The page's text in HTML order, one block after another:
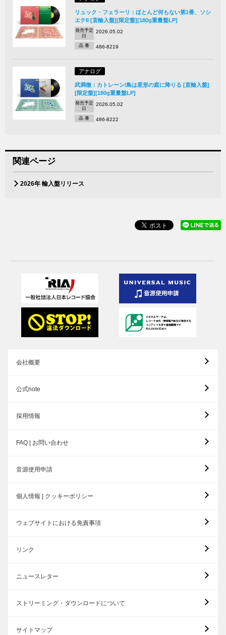
リュック・フェラーリ：ほとんど何もない第1番、ソシ
エテII [直輸入盤][限定盤][180g重量盤LP]
発売予定
日
2026.05.02
品 番 486-8219
アナログ
武満徹：カトレーン/鳥は星形の庭に降りる [直輸入盤]
[限定盤][180g重量盤LP]
発売予定
日
2026.05.02
品 番 486-8222
関連ページ
2026年 輸入盤リリース
会社概要
公式note
採用情報
FAQ | お問い合わせ
音源使用申請
個人情報 | クッキーポリシー
ウェブサイトにおける免責事項
リンク
ニュースレター
ストリーミング・ダウンロードについて
サイトマップ